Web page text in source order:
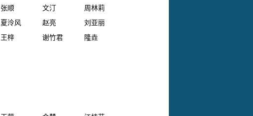
张顺 文汀
周林莉
夏泠风 赵亮
刘亚丽
王梓 谢竹君
隆垚